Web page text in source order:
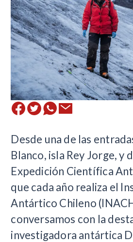
Desde una de las
Blanco, isla Rey Jorge, y
Expedición Científica
que cada año realiza el
Antártico Chileno
conversamos con la
investigadora antártica